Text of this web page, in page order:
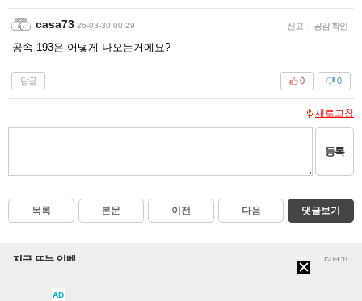
casa73 26-03-30 00:29 신고 | 공감 확인
공속 193은 어떻게 나오는거에요?
답글 0
0
새로고침
등록
목록 본문 이전 다음 댓글보기
지금 뜨는 인벤 더보기+
풍월량) 물소는 왜 물소라고 하는거야? 아! 그만 ㅋㅋ 알았어 ㅋㅋ
AD